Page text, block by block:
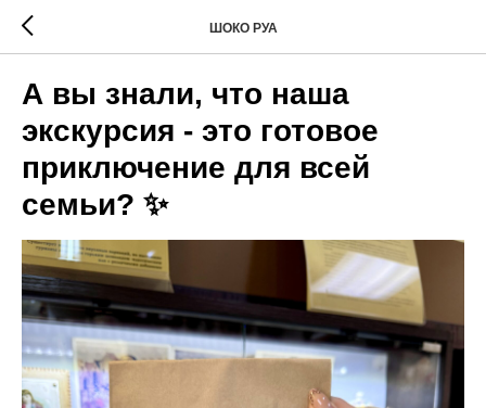
ШОКО РУА
А вы знали, что наша
экскурсия - это готовое
приключение для всей
семьи? ✨